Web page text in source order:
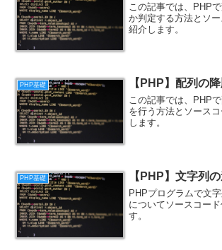
この記事では、PHP
か判定する方法とソ
紹介します。
PHP基礎 【PHP】配列の
この記事では、PHP
を行う方法とソース
します。
PHP基礎 【PHP】文字列
PHPプログラムで文
についてソースコー
す。